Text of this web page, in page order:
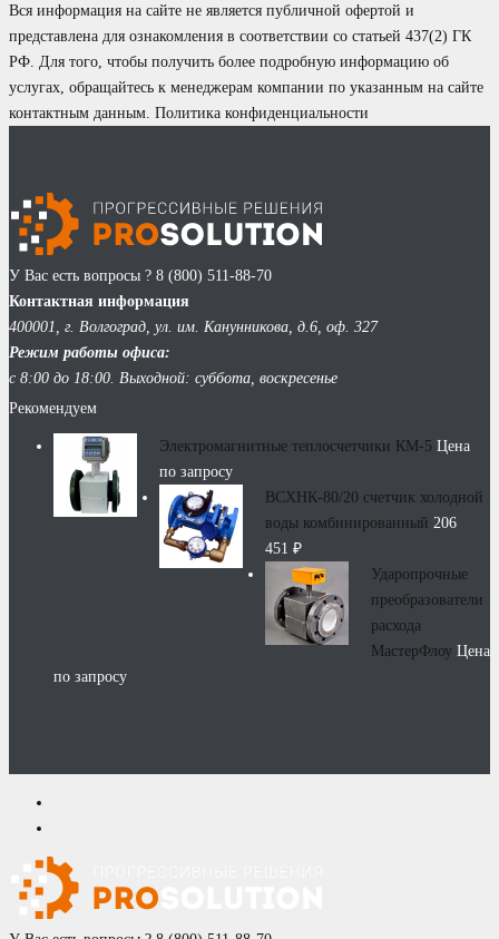
Вся информация на сайте не является публичной офертой и
представлена для ознакомления в соответствии со статьей 437(2) ГК
РФ. Для того, чтобы получить более подробную информацию об
услугах, обращайтесь к менеджерам компании по указанным на сайте
контактным данным. Политика конфиденциальности
У Вас есть вопросы ? 8 (800) 511-88-70
Контактная информация
400001, г. Волгоград, ул. им. Канунникова, д.6, оф. 327
Режим работы офиса:
с 8:00 до 18:00. Выходной: суббота, воскресенье
Рекомендуем
Электромагнитные теплосчетчики КМ-5 Цена
по запросу
ВСХНК-80/20 счетчик холодной
воды комбинированный 206
451 ₽
Ударопрочные
преобразователи
расхода
МастерФлоу Цена
по запросу